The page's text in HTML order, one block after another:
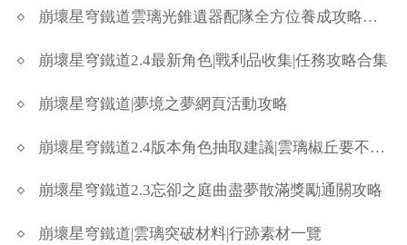
崩壞星穹鐵道雲璃光錐遺器配隊全方位養成攻略懶人包
崩壞星穹鐵道2.4最新角色|戰利品收集|任務攻略合集
崩壞星穹鐵道|夢境之夢網頁活動攻略
崩壞星穹鐵道2.4版本角色抽取建議|雲璃椒丘要不要抽
崩壞星穹鐵道2.3忘卻之庭曲盡夢散滿獎勵通關攻略
崩壞星穹鐵道|雲璃突破材料|行跡素材一覽